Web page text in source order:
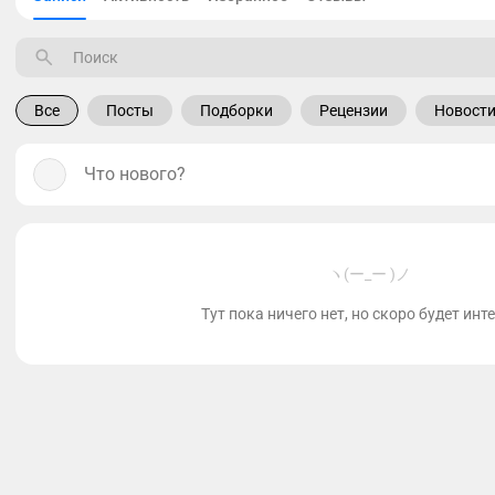
Все Посты Подборки Рецензии Новости
Что нового?
ヽ(ー_ー )ノ
Тут пока ничего нет, но скоро будет